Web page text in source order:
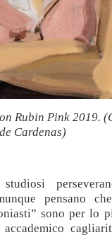
Rubin Pink 2019.
de Cardenas)
studiosi
pensano
sono per lo